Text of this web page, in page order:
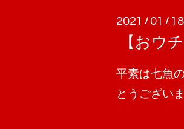
2021 / 01 /
【おウ
平素は七魚
とうございま